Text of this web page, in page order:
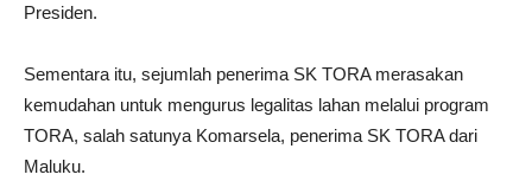
Presiden.
Sementara itu, sejumlah penerima SK TORA merasakan
kemudahan untuk mengurus legalitas lahan melalui program
TORA, salah satunya Komarsela, penerima SK TORA dari
Maluku.